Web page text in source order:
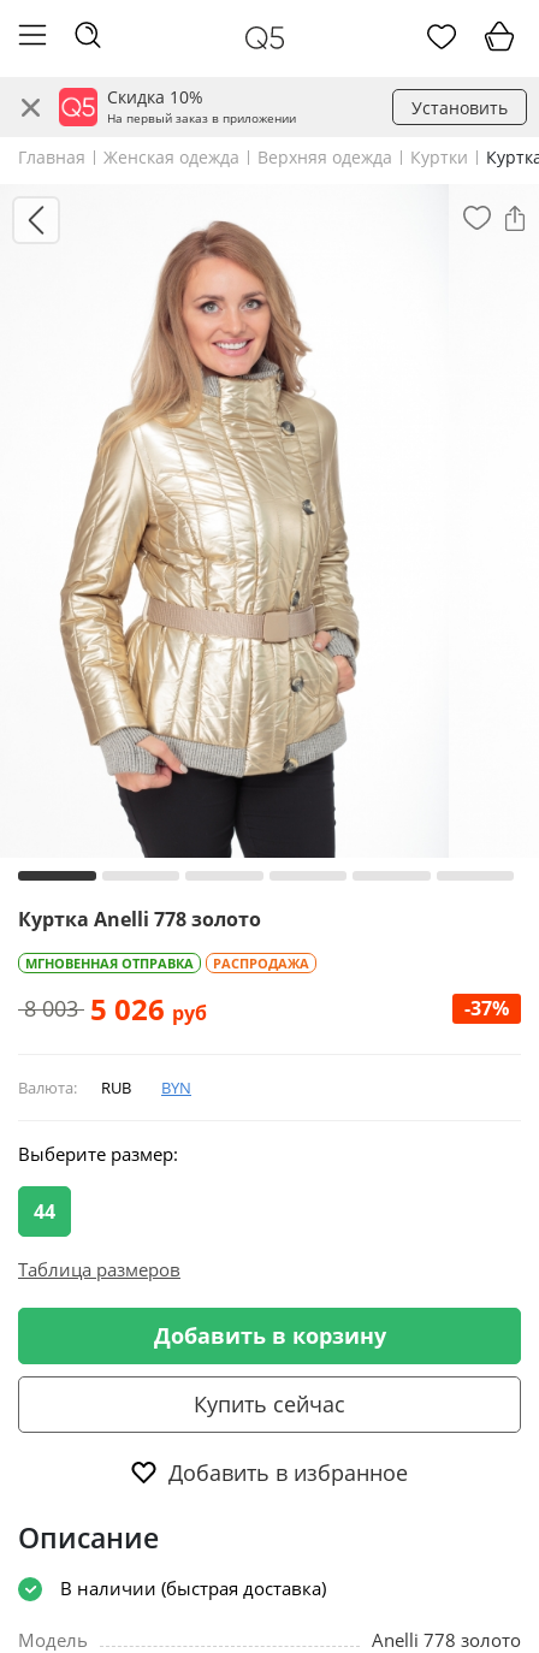
Скидка 10%
На первый заказ в приложении Установить
Главная Женская одежда Верхняя одежда Куртки
Куртка Anelli 778 золото
МГНОВЕННАЯ ОТПРАВКА РАСПРОДАЖА
8 003 5 026 руб -37%
Валюта: RUB BYN
Выберите размер:
44
Таблица размеров
Добавить в корзину
Купить сейчас
Добавить в избранное
Описание
В наличии (быстрая доставка)
Модель
Anelli 778 золото